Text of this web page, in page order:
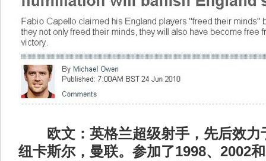
欧文：英格兰超级射手，先后效力
纽卡斯尔，曼联。参加了1998、2002